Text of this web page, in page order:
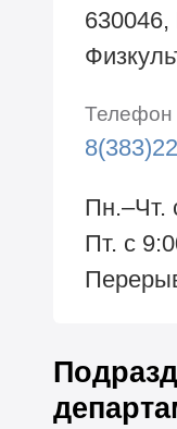
630046,
Телефон
Пн.–Чт.
Пт. с